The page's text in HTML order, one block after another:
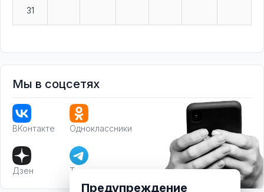
31
Мы в соцсетях
ВКонтакте Одноклассники
Дзен Телеграм
Предупреждение